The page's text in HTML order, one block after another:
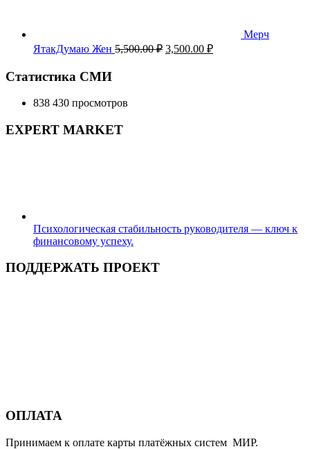
Мерч
ЯтакДумаю Жен 5,500.00₽ Первоначальная
3,500.00 ₽Текущая
Статистика СМИ
838 430 просмотров
EXPERT MARKET
Психологическая стабильность руководителя — ключ к
финансовому успеху.
ПОДДЕРЖАТЬ ПРОЕКТ
ОПЛАТА
Принимаем к оплате карты платёжных систем МИР.